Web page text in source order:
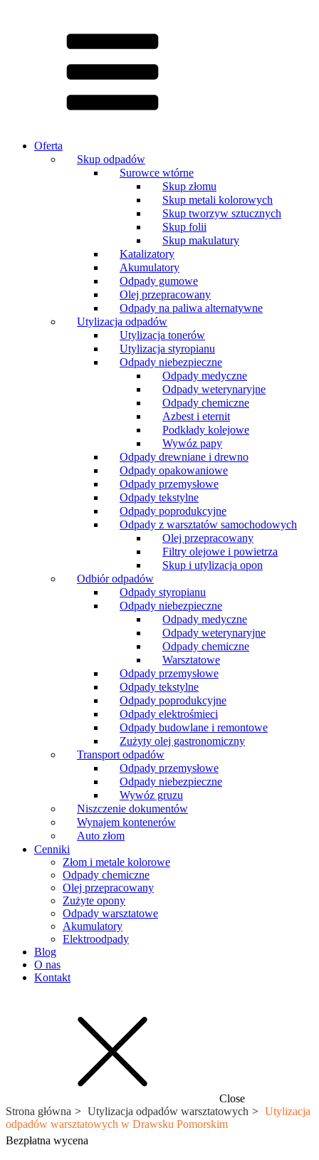
Oferta
Skup odpadów
Surowce wtórne
Skup złomu
Skup metali kolorowych
Skup tworzyw sztucznych
Skup folii
Skup makulatury
Katalizatory
Akumulatory
Odpady gumowe
Olej przepracowany
Odpady na paliwa alternatywne
Utylizacja odpadów
Utylizacja tonerów
Utylizacja styropianu
Odpady niebezpieczne
Odpady medyczne
Odpady weterynaryjne
Odpady chemiczne
Azbest i eternit
Podkłady kolejowe
Wywóz papy
Odpady drewniane i drewno
Odpady opakowaniowe
Odpady przemysłowe
Odpady tekstylne
Odpady poprodukcyjne
Odpady z warsztatów samochodowych
Olej przepracowany
Filtry olejowe i powietrza
Skup i utylizacja opon
Odbiór odpadów
Odpady styropianu
Odpady niebezpieczne
Odpady medyczne
Odpady weterynaryjne
Odpady chemiczne
Warsztatowe
Odpady przemysłowe
Odpady tekstylne
Odpady poprodukcyjne
Odpady elektrośmieci
Odpady budowlane i remontowe
Zużyty olej gastronomiczny
Transport odpadów
Odpady przemysłowe
Odpady niebezpieczne
Wywóz gruzu
Niszczenie dokumentów
Wynajem kontenerów
Auto złom
Cenniki
Złom i metale kolorowe
Odpady chemiczne
Olej przepracowany
Zużyte opony
Odpady warsztatowe
Akumulatory
Elektroodpady
Blog
O nas
Kontakt
Close
Strona główna
Utylizacja odpadów warsztatowych
Utylizacja
odpadów warsztatowych w Drawsku Pomorskim
Bezpłatna wycena